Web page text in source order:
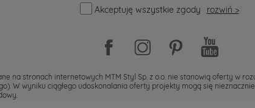
Akceptuję wszystkie zgody
rozwiń >
na stronach internetowych MTM Styl Sp. z o.o. nie stanowią oferty w
W wyniku ciągłego udoskonalania oferty projekty mogą się